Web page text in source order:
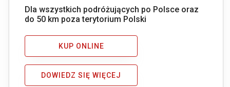
Dla wszystkich podróżujących po Polsce oraz
do 50 km poza terytorium Polski
KUP ONLINE
DOWIEDZ SIĘ WIĘCEJ